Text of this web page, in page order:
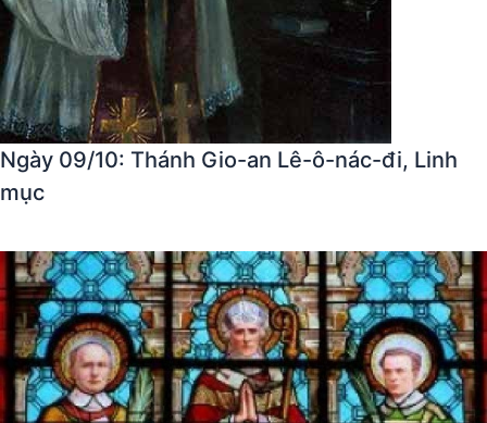
Ngày 09/10: Thánh Gio-an Lê-ô-nác-đi, Linh
mục